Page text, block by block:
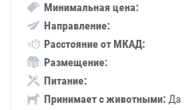
Минимальная цена:
Направление:
Расстояние от МКАД:
Размещение:
Питание:
Принимает с животными:Да